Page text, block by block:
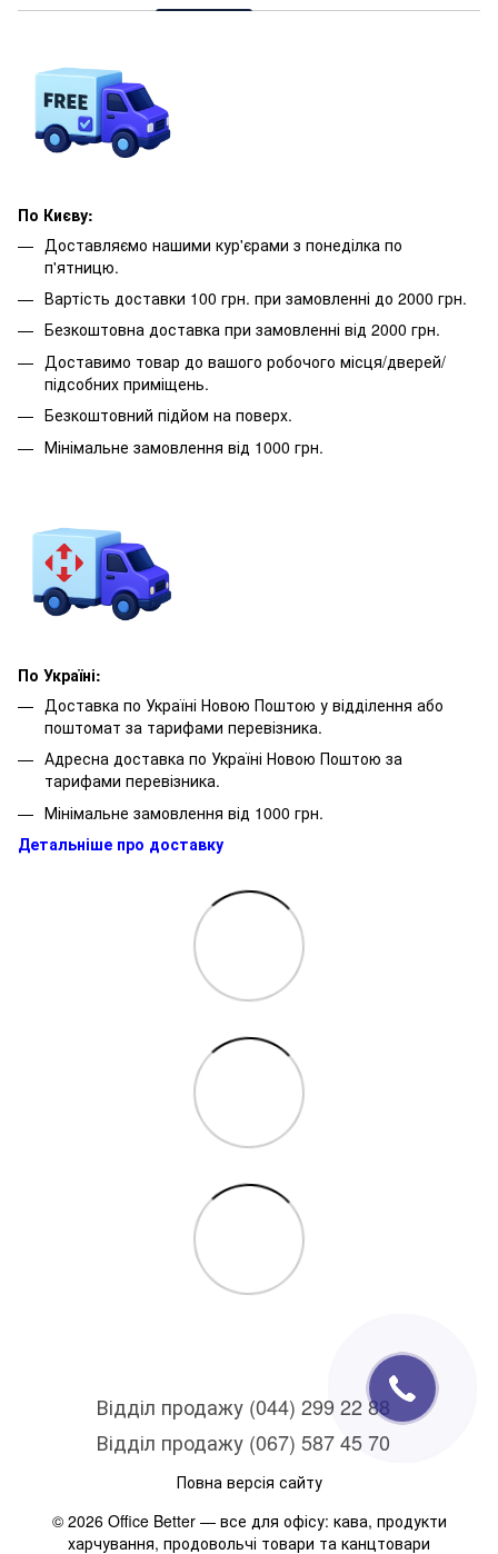
По Києву:
Доставляємо нашими кур'єрами з понеділка по
п'ятницю.
Вартість доставки 100 грн. при замовленні до 2000 грн.
Безкоштовна доставка при замовленні від 2000 грн.
Доставимо товар до вашого робочого місця/дверей/
підсобних приміщень.
Безкоштовний підйом на поверх.
Мінімальне замовлення від 1000 грн.
По Україні:
Доставка по Україні Новою Поштою у відділення або
поштомат за тарифами перевізника.
Адресна доставка по Україні Новою Поштою за
тарифами перевізника.
Мінімальне замовлення від 1000 грн.
Детальніше про доставку
Відділ продажу (044) 299 22 88
Відділ продажу (067) 587 45 70
Повна версія сайту
© 2026 Office Better — все для офісу: кава, продукти
харчування, продовольчі товари та канцтовари